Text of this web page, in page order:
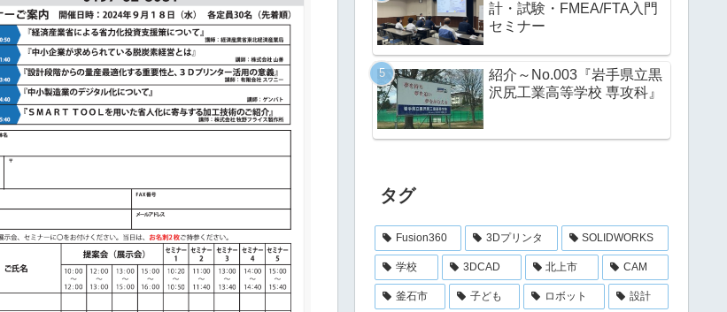
計・試験・FMEA/FTA入門
セミナー
紹介～No.003『岩手県立黒
沢尻工業高等学校 専攻科』
タグ
Fusion360 3Dプリンタ SOLIDWORKS
学校 3DCAD 北上市 CAM
釜石市 子ども ロボット 設計